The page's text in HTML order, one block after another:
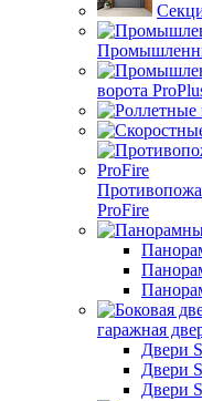
ворота
ProFire
гаражная
Двери
Двери
Двери